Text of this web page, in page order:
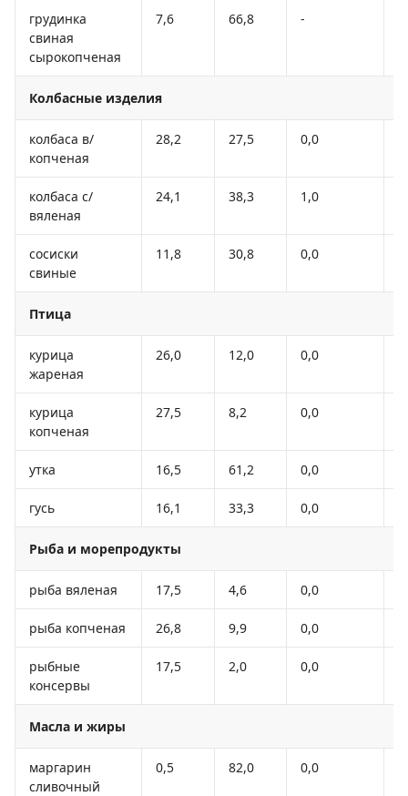
грудинка
свиная
сырокопченая
7,6 66,8 -
Колбасные изделия
колбаса в/
копченая
28,2 27,5 0,0
колбаса с/
вяленая
24,1 38,3 1,0
сосиски
свиные
11,8 30,8 0,0
Птица
курица
жареная
26,0 12,0 0,0
курица
копченая
27,5 8,2 0,0
утка 16,5 61,2 0,0
гусь 16,1 33,3 0,0
Рыба и морепродукты
рыба вяленая 17,5 4,6 0,0
рыба копченая 26,8 9,9 0,0
рыбные
консервы
17,5 2,0 0,0
Масла и жиры
маргарин
сливочный
0,5 82,0 0,0